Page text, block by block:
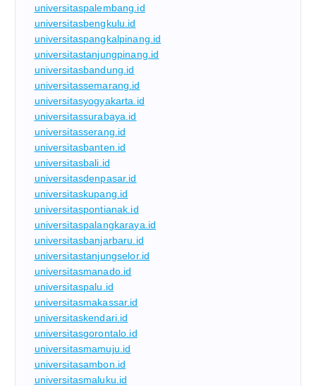
universitaspalembang.id
universitasbengkulu.id
universitaspangkalpinang.id
universitastanjungpinang.id
universitasbandung.id
universitassemarang.id
universitasyogyakarta.id
universitassurabaya.id
universitasserang.id
universitasbanten.id
universitasbali.id
universitasdenpasar.id
universitaskupang.id
universitaspontianak.id
universitaspalangkaraya.id
universitasbanjarbaru.id
universitastanjungselor.id
universitasmanado.id
universitaspalu.id
universitasmakassar.id
universitaskendari.id
universitasgorontalo.id
universitasmamuju.id
universitasambon.id
universitasmaluku.id